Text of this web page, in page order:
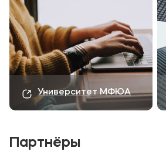
Университет МФЮА
Партнёры